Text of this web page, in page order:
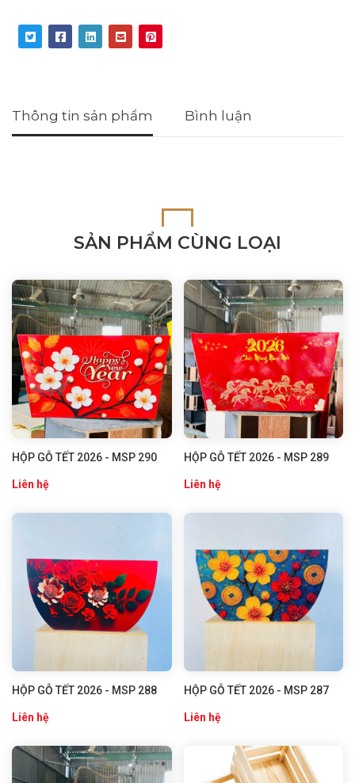
Thông tin sản phẩm Bình luận
SẢN PHẨM CÙNG LOẠI
HỘP GỖ TẾT 2026 - MSP 290
Liên hệ
HỘP GỖ TẾT 2026 - MSP 289
Liên hệ
HỘP GỖ TẾT 2026 - MSP 288
Liên hệ
HỘP GỖ TẾT 2026 - MSP 287
Liên hệ